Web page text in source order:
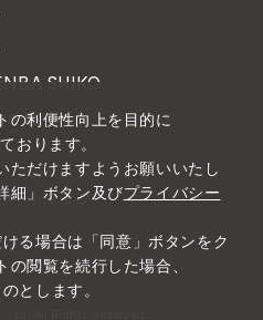
SHIKO
to One
イトマップ
の利便性向上を目的に
おります。
ただけますようお願いいたし
細」ボタン及びプライバシー
る場合は「同意」ボタンをク
の閲覧を続行した場合、
とします。